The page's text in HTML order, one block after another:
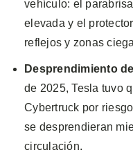
vehículo: el
elevada y el
reflejos y zonas
Desprendimiento
de 2025, Tesla tuvo
Cybertruck por
se desprendieran
circulación.